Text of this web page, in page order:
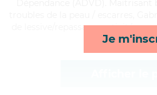
Je
de lessive/repassage, activités,